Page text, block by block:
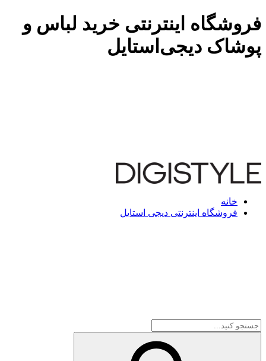
فروشگاه اینترنتی خرید لباس و
پوشاک دیجی‌استایل
خانه
فروشگاه اینترنتی دیجی استایل